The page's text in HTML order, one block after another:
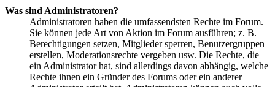
Was sind Administratoren?
Administratoren haben die umfassendsten Rechte im Forum.
Sie können jede Art von Aktion im Forum ausführen; z. B.
Berechtigungen setzen, Mitglieder sperren, Benutzergruppen
erstellen, Moderationsrechte vergeben usw. Die Rechte, die
ein Administrator hat, sind allerdings davon abhängig, welche
Rechte ihnen ein Gründer des Forums oder ein anderer